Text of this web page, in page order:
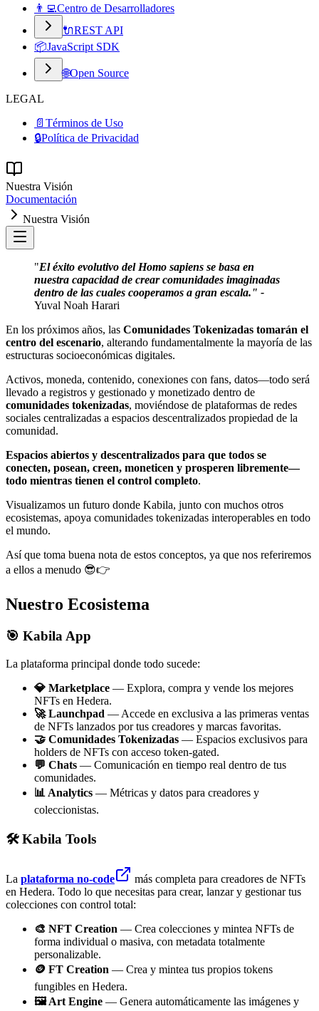
👨‍💻Centro de Desarrolladores
🔌REST API
📦JavaScript SDK
🌐Open Source
LEGAL
📄 Términos de Uso
🔒Política de Privacidad
Nuestra Visión
Documentación
Nuestra Visión
"El éxito evolutivo del Homo sapiens se basa en
nuestra capacidad de crear comunidades imaginadas
dentro de las cuales cooperamos a gran escala." -
Yuval Noah Harari
En los próximos años, las Comunidades Tokenizadas tomarán el
centro del escenario, alterando fundamentalmente la mayoría de las
estructuras socioeconómicas digitales.
Activos, moneda, contenido, conexiones con fans, datos—todo será
llevado a registros y gestionado y monetizado dentro de
comunidades tokenizadas, moviéndose de plataformas de redes
sociales centralizadas a espacios descentralizados propiedad de la
comunidad.
Espacios abiertos y descentralizados para que todos se
conecten, posean, creen, moneticen y prosperen libremente—
todo mientras tienen el control completo.
Visualizamos un futuro donde Kabila, junto con muchos otros
ecosistemas, apoya comunidades tokenizadas interoperables en todo
el mundo.
Así que toma buena nota de estos conceptos, ya que nos referiremos
a ellos a menudo 😎👉
Nuestro Ecosistema
🎯 Kabila App
La plataforma principal donde todo sucede:
💎 Marketplace — Explora, compra y vende los mejores
NFTs en Hedera.
🚀 Launchpad — Accede en exclusiva a las primeras ventas
de NFTs lanzados por tus creadores y marcas favoritas.
🤝 Comunidades Tokenizadas — Espacios exclusivos para
holders de NFTs con acceso token-gated.
💬 Chats — Comunicación en tiempo real dentro de tus
comunidades.
📊 Analytics — Métricas y datos para creadores y
coleccionistas.
🛠️ Kabila Tools
La plataforma no-code
más completa para creadores de NFTs
en Hedera. Todo lo que necesitas para crear, lanzar y gestionar tus
colecciones con control total:
🎨 NFT Creation — Crea colecciones y mintea NFTs de
forma individual o masiva, con metadata totalmente
personalizable.
🪙 FT Creation — Crea y mintea tus propios tokens
fungibles en Hedera.
🖼️ Art Engine — Genera automáticamente las imágenes y